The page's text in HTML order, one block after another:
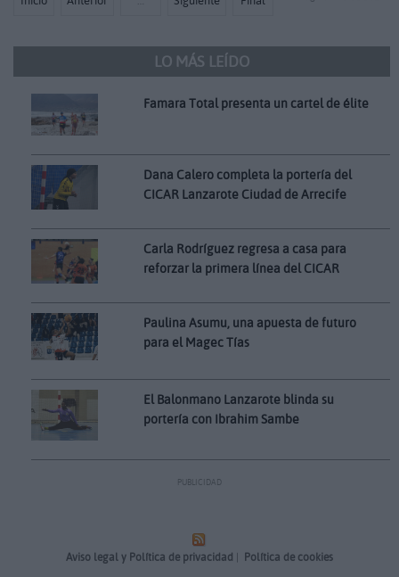
LO MÁS LEÍDO
Famara Total presenta un cartel de élite
Dana Calero completa la portería del
CICAR Lanzarote Ciudad de Arrecife
Carla Rodríguez regresa a casa para
reforzar la primera línea del CICAR
Paulina Asumu, una apuesta de futuro
para el Magec Tías
El Balonmano Lanzarote blinda su
portería con Ibrahim Sambe
PUBLICIDAD
Aviso legal y Política de privacidad | Política de cookies